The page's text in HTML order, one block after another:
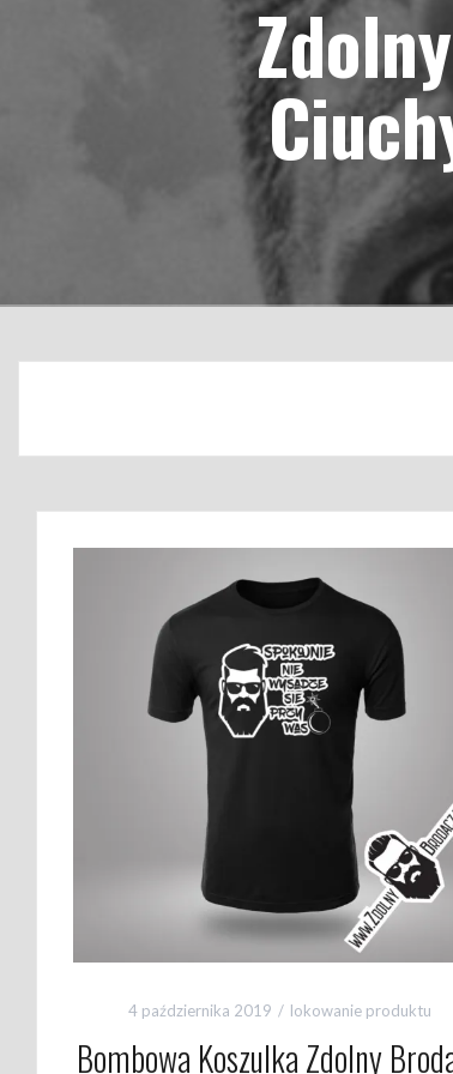
4 października 2019 lokowanie produktu
Bombowa Koszulka Zdolny